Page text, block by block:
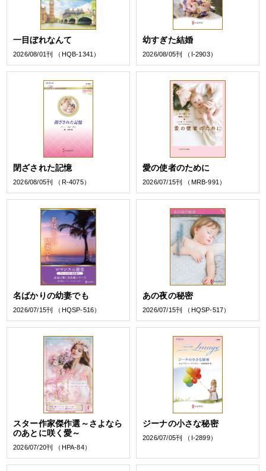
一目ぼれなんて
2026/08/01刊 （HQB-1341）
幼すぎた結婚
2026/08/05刊 （I-2903）
閉ざされた記憶
2026/08/05刊 （R-4075）
愛の使者のために
2026/07/15刊 （MRB-991）
名ばかりの幼妻でも
2026/07/15刊 （HQSP-516）
あの夜の秘密
2026/07/15刊 （HQSP-517）
スター作家傑作選～さよなら
のあとに咲く愛～
2026/07/20刊 （HPA-84）
ジーナの小さな秘密
2026/07/05刊 （I-2899）